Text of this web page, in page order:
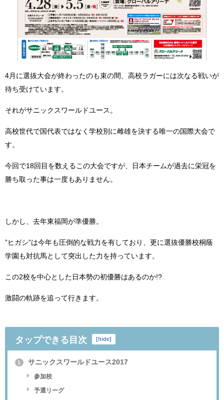
4月に選抜大会が終わったのも束の間、高校ラガーには次なる戦いが
待ち受けています。
それがサニックスワールドユース。
高校世代で国代表ではなく学校別に雌雄を決する唯一の国際大会で
す。
今回で18回目を数えるこの大会ですが、日本チームが過去に栄冠を
勝ち取った事は一度もありません。
しかし、去年東福岡が準優勝。
”ヒガシ”は今年も圧倒的な戦力を有しており、更に選抜優勝校桐蔭
学園も対抗馬として突出した力を持っています。
この2校を中心とした日本勢の初優勝はあるのか!?
激闘の軌跡を追って行きます。
タップできる目次 [hide]
1 サニックスワールドユース2017
参加校
予選リーグ